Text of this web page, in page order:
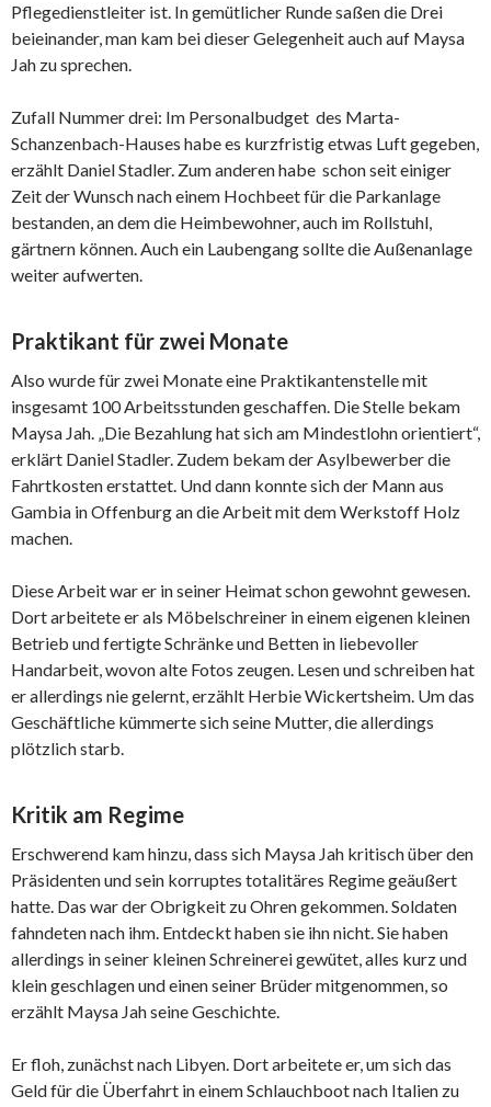
Pflegedienstleiter ist. In gemütlicher Runde saßen die Drei
beieinander, man kam bei dieser Gelegenheit auch auf Maysa
Jah zu sprechen.
Zufall Nummer drei: Im Personalbudget des Marta-
Schanzenbach-Hauses habe es kurzfristig etwas Luft gegeben,
erzählt Daniel Stadler. Zum anderen habe schon seit einiger
Zeit der Wunsch nach einem Hochbeet für die Parkanlage
bestanden, an dem die Heimbewohner, auch im Rollstuhl,
gärtnern können. Auch ein Laubengang sollte die Außenanlage
weiter aufwerten.
Praktikant für zwei Monate
Also wurde für zwei Monate eine Praktikantenstelle mit
insgesamt 100 Arbeitsstunden geschaffen. Die Stelle bekam
Maysa Jah. „Die Bezahlung hat sich am Mindestlohn orientiert“,
erklärt Daniel Stadler. Zudem bekam der Asylbewerber die
Fahrtkosten erstattet. Und dann konnte sich der Mann aus
Gambia in Offenburg an die Arbeit mit dem Werkstoff Holz
machen.
Diese Arbeit war er in seiner Heimat schon gewohnt gewesen.
Dort arbeitete er als Möbelschreiner in einem eigenen kleinen
Betrieb und fertigte Schränke und Betten in liebevoller
Handarbeit, wovon alte Fotos zeugen. Lesen und schreiben hat
er allerdings nie gelernt, erzählt Herbie Wickertsheim. Um das
Geschäftliche kümmerte sich seine Mutter, die allerdings
plötzlich starb.
Kritik am Regime
Erschwerend kam hinzu, dass sich Maysa Jah kritisch über den
Präsidenten und sein korruptes totalitäres Regime geäußert
hatte. Das war der Obrigkeit zu Ohren gekommen. Soldaten
fahndeten nach ihm. Entdeckt haben sie ihn nicht. Sie haben
allerdings in seiner kleinen Schreinerei gewütet, alles kurz und
klein geschlagen und einen seiner Brüder mitgenommen, so
erzählt Maysa Jah seine Geschichte.
Er floh, zunächst nach Libyen. Dort arbeitete er, um sich das
Geld für die Überfahrt in einem Schlauchboot nach Italien zu